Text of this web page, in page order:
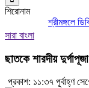
শিরোনাম
শ্রীমঙ্গলে
সারা বাংলা
ছাতকে শারদীয়
প্রকাশ: ১১:৩৭ পূর্বাহ্ণ